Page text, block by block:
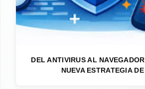
DEL ANTIVIRUS AL
NUEVA ESTRATEGIA